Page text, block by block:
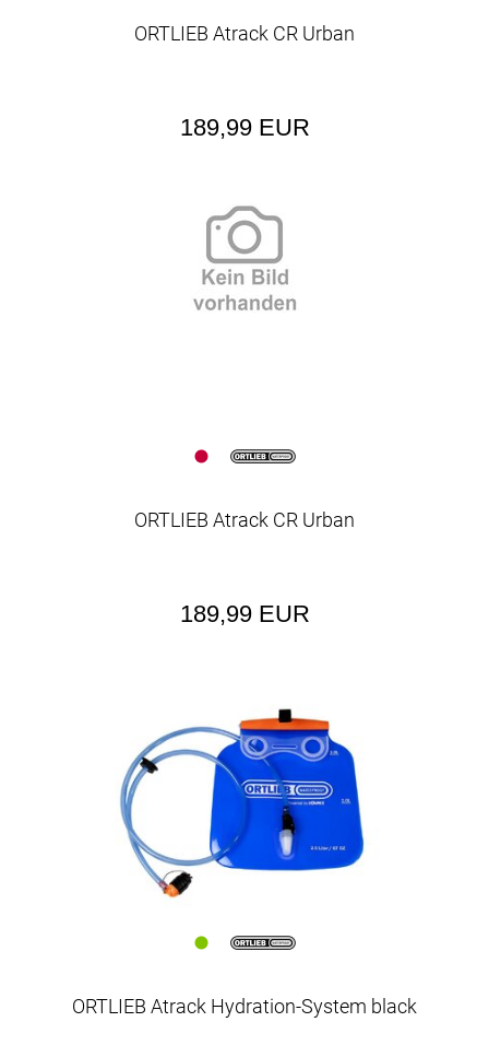
ORTLIEB Atrack CR Urban
189,99 EUR
ORTLIEB Atrack CR Urban
189,99 EUR
ORTLIEB Atrack Hydration-System black